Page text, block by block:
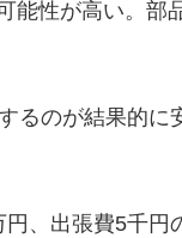
能性が高い。部
るのが結果的に
、出張費5千円